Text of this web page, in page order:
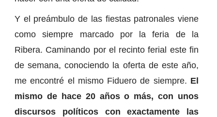
Y el preámbulo de las fiestas patronales viene
como siempre marcado por la feria de la
Ribera. Caminando por el recinto ferial este fin
de semana, conociendo la oferta de este año,
me encontré el mismo Fiduero de siempre. El
mismo de hace 20 años o más, con unos
discursos políticos con exactamente las